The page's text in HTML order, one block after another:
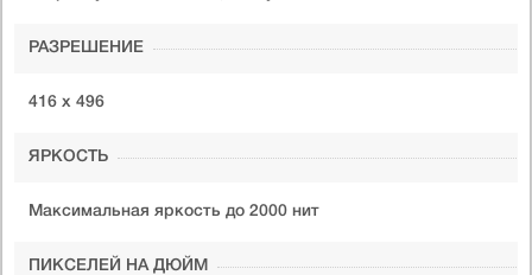
РАЗРЕШЕНИЕ
416 х 496
ЯРКОСТЬ
Максимальная яркость до 2000 нит
ПИКСЕЛЕЙ НА ДЮЙМ